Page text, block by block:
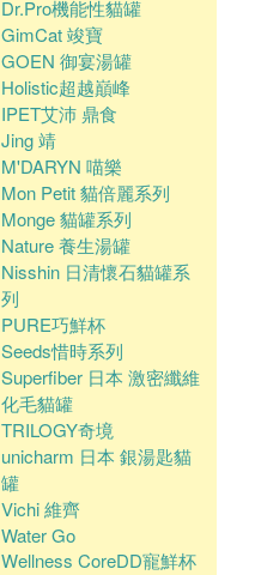
Dr.Pro機能性貓罐
GimCat 竣寶
GOEN 御宴湯罐
Holistic超越巔峰
IPET艾沛 鼎食
Jing 靖
M'DARYN 喵樂
Mon Petit 貓倍麗系列
Monge 貓罐系列
Nature 養生湯罐
Nisshin 日清懷石貓罐系
列
PURE巧鮮杯
Seeds惜時系列
Superfiber 日本 激密纖維
化毛貓罐
TRILOGY奇境
unicharm 日本 銀湯匙貓
罐
Vichi 維齊
Water Go
Wellness CoreDD寵鮮杯